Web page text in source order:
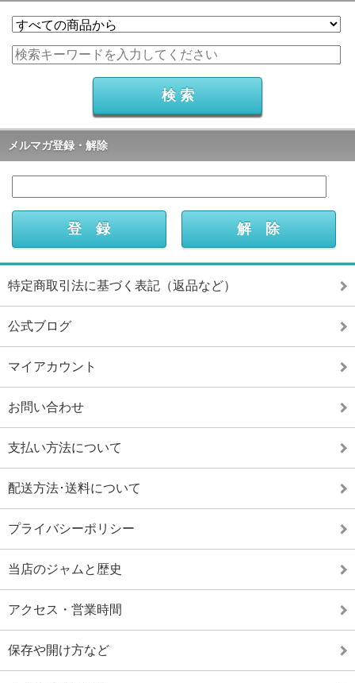
メルマガ登録・解除
特定商取引法に基づく表記（返品など）
公式ブログ
マイアカウント
お問い合わせ
支払い方法について
配送方法･送料について
プライバシーポリシー
当店のジャムと歴史
アクセス・営業時間
保存や開け方など